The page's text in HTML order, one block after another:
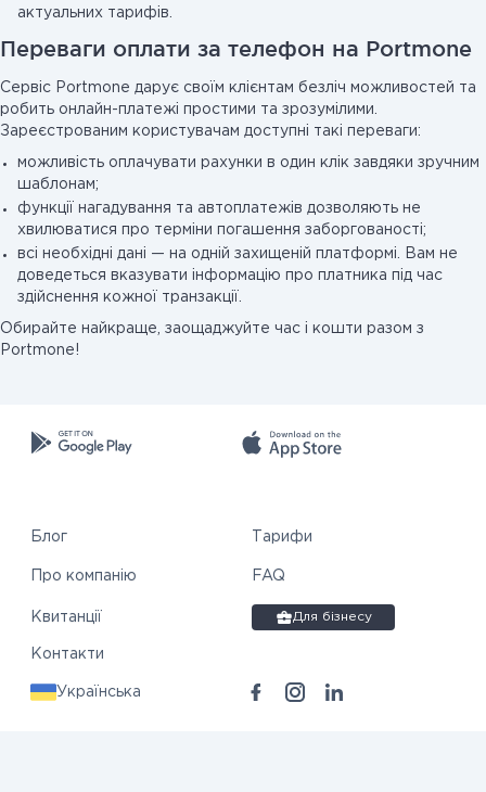
актуальних тарифів.
Переваги оплати за телефон на Portmone
Сервіс Portmone дарує своїм клієнтам безліч можливостей та
робить онлайн-платежі простими та зрозумілими.
Зареєстрованим користувачам доступні такі переваги:
можливість оплачувати рахунки в один клік завдяки зручним
шаблонам;
функції нагадування та автоплатежів дозволяють не
хвилюватися про терміни погашення заборгованості;
всі необхідні дані — на одній захищеній платформі. Вам не
доведеться вказувати інформацію про платника під час
здійснення кожної транзакції.
Обирайте найкраще, заощаджуйте час і кошти разом з
Portmone!
Блог Тарифи
Про компанію
Квитанції
FAQ
Контакти
Для бізнесу
Українська